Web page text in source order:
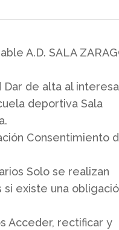
A.D. SALA
Dar de alta al
deportiva Sala
Consentimiento
Solo se realizan
si existe una
Acceder, rectificar y